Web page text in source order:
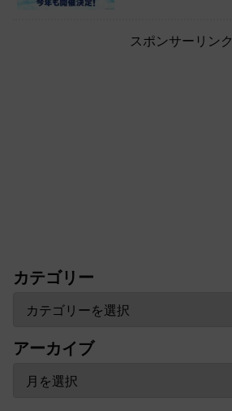
スポンサーリンク
カテゴリー
アーカイブ